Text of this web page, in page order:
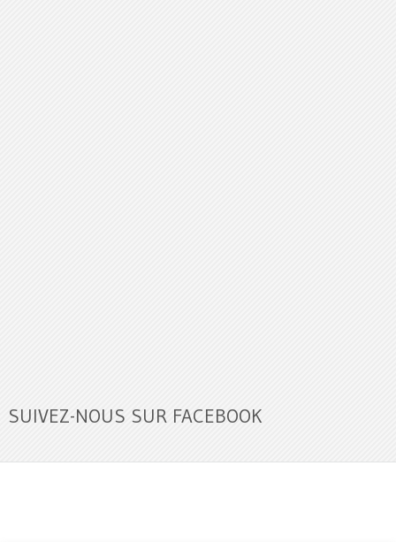
SUIVEZ-NOUS SUR FACEBOOK